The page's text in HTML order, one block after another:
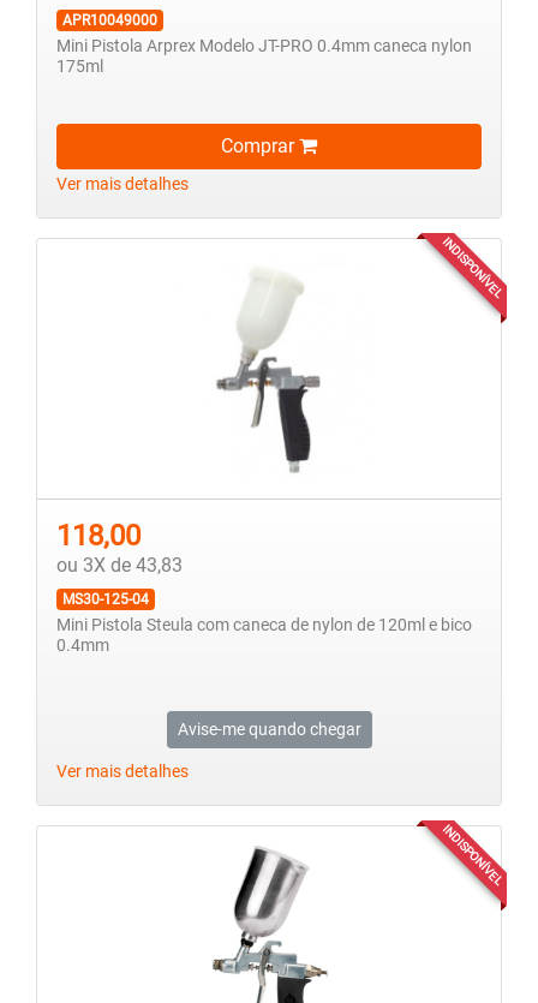
APR10049000
Mini Pistola Arprex Modelo JT-PRO 0.4mm caneca nylon
175ml
Comprar
Ver mais detalhes
INDISPONÍVEL
118,00
ou 3X de 43,83
MS30-125-04
Mini Pistola Steula com caneca de nylon de 120ml e bico
0.4mm
Avise-me quando chegar
Ver mais detalhes
INDISPONÍVEL